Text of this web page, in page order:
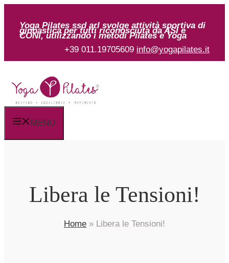
contenuto
Yoga Pilates ssd arl svolge attività sportiva di
ginnastica per tutti riconosciuta da ASI e
CONI, utilizzando i metodi Pilates e Yoga
+39 011.19705609 info@yogapilates.it
MENU
Libera le Tensioni!
Home » Libera le Tensioni!